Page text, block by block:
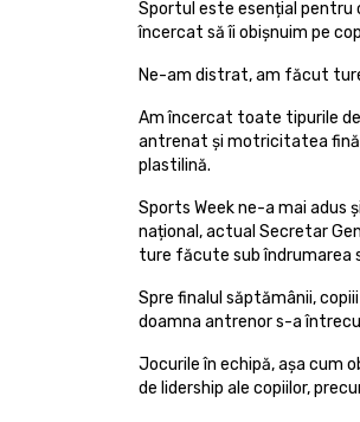
Sportul este esențial pentru
încercat să îi obișnuim pe
Ne-am distrat, am făcut
Am încercat toate tipurile de
antrenat și motricitatea fină
plastilină.
Sports Week ne-a mai adus
național, actual Secretar
ture făcute sub îndrumarea
Spre finalul săptămânii,
doamna antrenor s-a
Jocurile în echipă, așa cum
de lidership ale copiilor,